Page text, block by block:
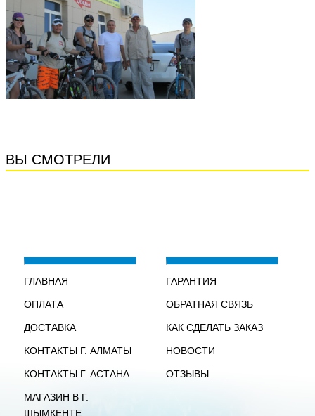
ВЫ СМОТРЕЛИ
ГЛАВНАЯ
ОПЛАТА
ДОСТАВКА
КОНТАКТЫ Г. АЛМАТЫ
КОНТАКТЫ Г. АСТАНА
МАГАЗИН В Г.
ШЫМКЕНТЕ
ГАРАНТИЯ
ОБРАТНАЯ СВЯЗЬ
КАК СДЕЛАТЬ ЗАКАЗ
НОВОСТИ
ОТЗЫВЫ